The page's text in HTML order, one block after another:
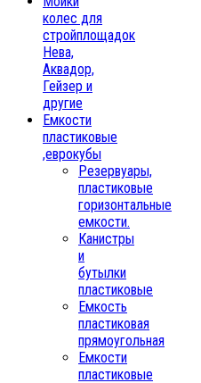
колес для
стройплощадок
Нева,
Аквадор,
Гейзер и
другие
Емкости
пластиковые
,еврокубы
Резервуары,
пластиковые
горизонтальные
емкости.
Канистры
и
бутылки
пластиковые
Емкость
пластиковая
прямоугольная
Емкости
пластиковые